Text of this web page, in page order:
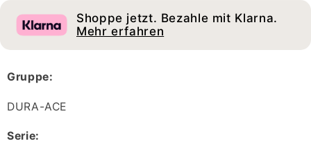
Shoppe jetzt. Bezahle mit Klarna.
Mehr erfahren
Gruppe:
DURA-ACE
Serie: